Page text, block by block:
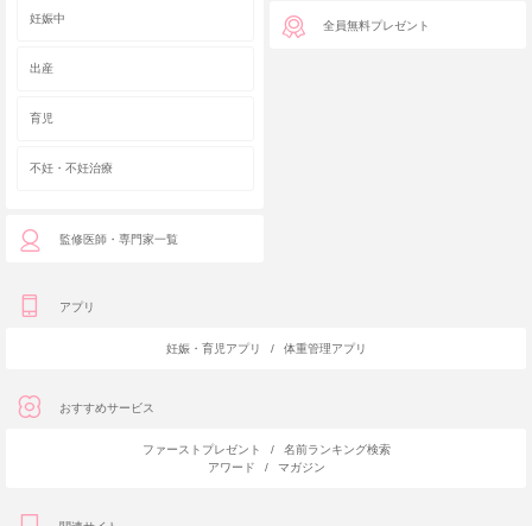
妊娠中
出産
育児
不妊・不妊治療
監修医師・専門家一覧
全員無料プレゼント
アプリ
妊娠・育児アプリ / 体重管理アプリ
おすすめサービス
ファーストプレゼント /
名前ランキング検索
アワード
/ マガジン